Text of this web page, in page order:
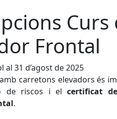
Curs
Frontal
al 31 d’agost de 2025
carretons elevadors és
de riscos i elcertificat
.